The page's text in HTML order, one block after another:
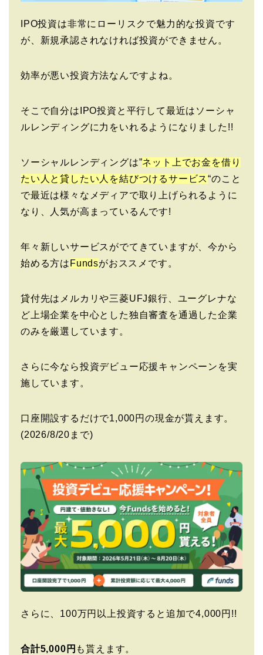
IPO投資は非常にローリスクで魅力的な投資です
が、新規承認されなければ投資ができません。
効率が悪い投資方法なんですよね。
そこで自分はIPO投資と平行して最近はソーシャ
ルレンディングに力をいれるようになりました!!
ソーシャルレンディングは”ネット上でお金を借り
たい人と貸したい人を結びつけるサービス“のこと
で最近は様々なメディアで取り上げられるように
なり、人気が高まっているんです!
年々新しいサービスがでてきていますが、今から
始める方は Fundsがおススメです。
貸付先はメルカリや三菱UFJ銀行、ユーグレナな
ど上場企業を中心とした独自審査を通過した企業
のみを厳選しています。
さらに今なら投資デビュー応援キャンペーンを実
施しています。
口座開設するだけで1,000円の現金が貰えます。
(2026/8/20まで)
さらに、100万円以上投資すると追加で4,000円!!
合計5,000円 も貰えます。